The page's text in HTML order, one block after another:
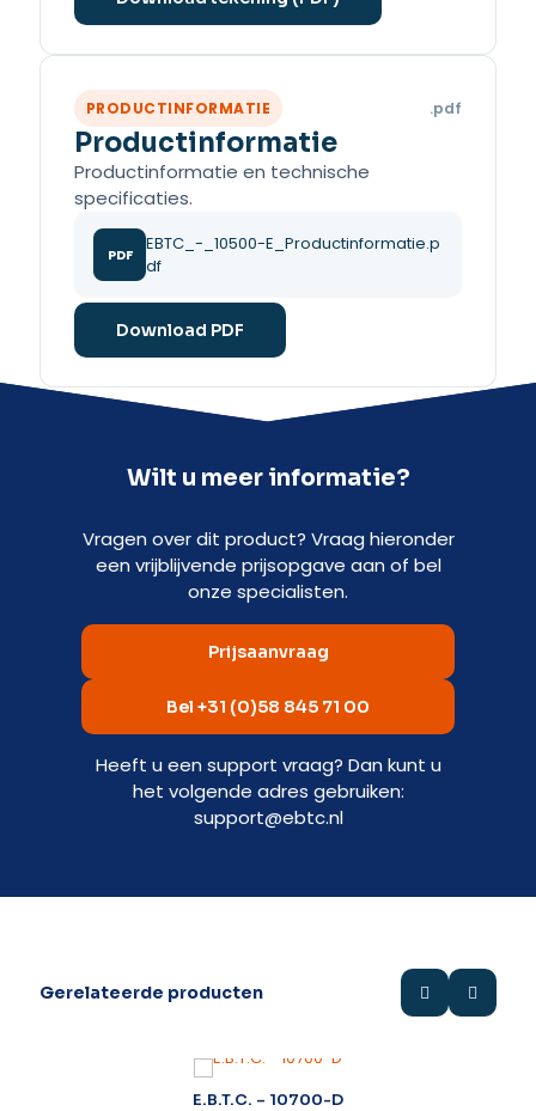
PRODUCTINFORMATIE .pdf
Productinformatie
Productinformatie en technische
specificaties.
PDF
EBTC_-_10500-E_Productinformatie.p
df
Download PDF
Wilt u meer informatie?
Vragen over dit product? Vraag hieronder
een vrijblijvende prijsopgave aan of bel
onze specialisten.
Prijsaanvraag
Bel +31 (0)58 845 71 00
Heeft u een support vraag? Dan kunt u
het volgende adres gebruiken:
support@ebtc.nl
Gerelateerde producten
E.B.T.C. – 10700-D